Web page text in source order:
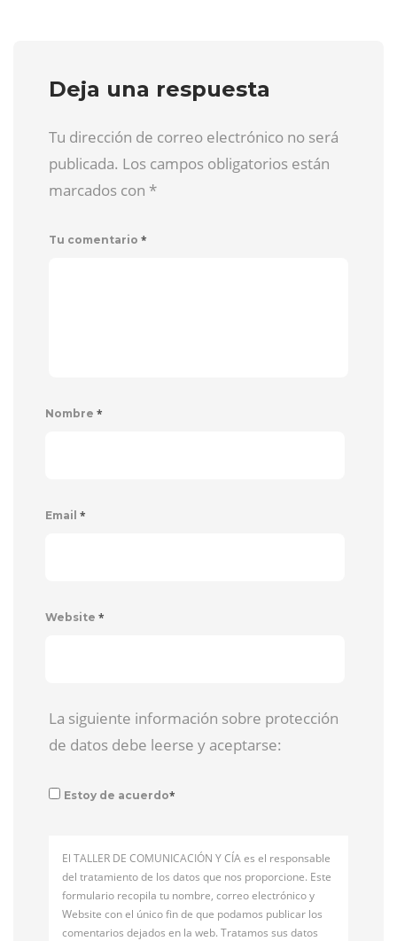
Deja una respuesta
Tu dirección de correo electrónico no será
publicada. Los campos obligatorios están
marcados con *
Tu comentario *
Nombre *
Email *
Website *
La siguiente información sobre protección
de datos debe leerse y aceptarse:
Estoy de acuerdo*
El TALLER DE COMUNICACIÓN Y CÍA es el responsable
del tratamiento de los datos que nos proporcione. Este
formulario recopila tu nombre, correo electrónico y
Website con el único fin de que podamos publicar los
comentarios dejados en la web. Tratamos sus datos